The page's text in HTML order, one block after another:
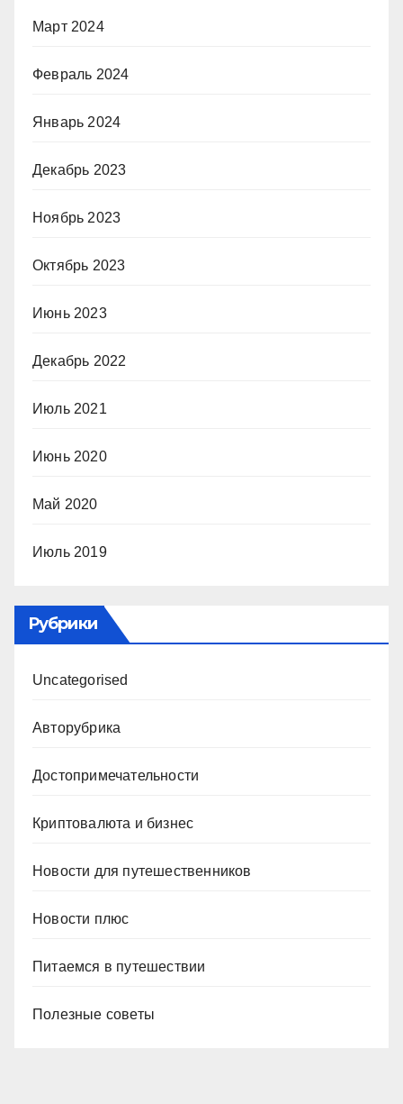
Март 2024
Февраль 2024
Январь 2024
Декабрь 2023
Ноябрь 2023
Октябрь 2023
Июнь 2023
Декабрь 2022
Июль 2021
Июнь 2020
Май 2020
Июль 2019
Рубрики
Uncategorised
Авторубрика
Достопримечательности
Криптовалюта и бизнес
Новости для путешественников
Новости плюс
Питаемся в путешествии
Полезные советы